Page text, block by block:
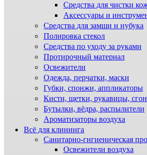
Средства для чистки
Аксессуары и
Средства для замши и нубука
Полировка стекол
Средства по уходу за руками
Протирочный материал
Освежители
Одежда, перчатки, маски
Губки, спонжи, аппликаторы
Кисти, щетки, рукавицы,
Бутылки, вёдра, распылители
Ароматизаторы воздуха
Всё для клининга
Санитарно-гигиеническая
Освежители воздуха